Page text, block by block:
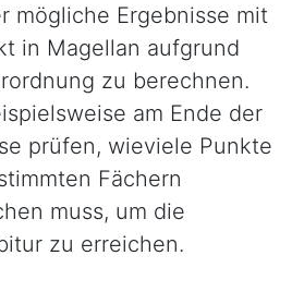
mögliche Ergebnisse mit
in Magellan aufgrund
zu berechnen.
am Ende der
prüfen, wieviele Punkte
Fächern
muss, um die
zu erreichen.